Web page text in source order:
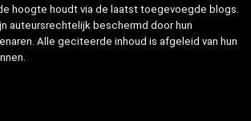
hoogte houdt via de laatst toegevoegde blogs.
auteursrechtelijk beschermd door hun
Alle geciteerde inhoud is afgeleid van hun